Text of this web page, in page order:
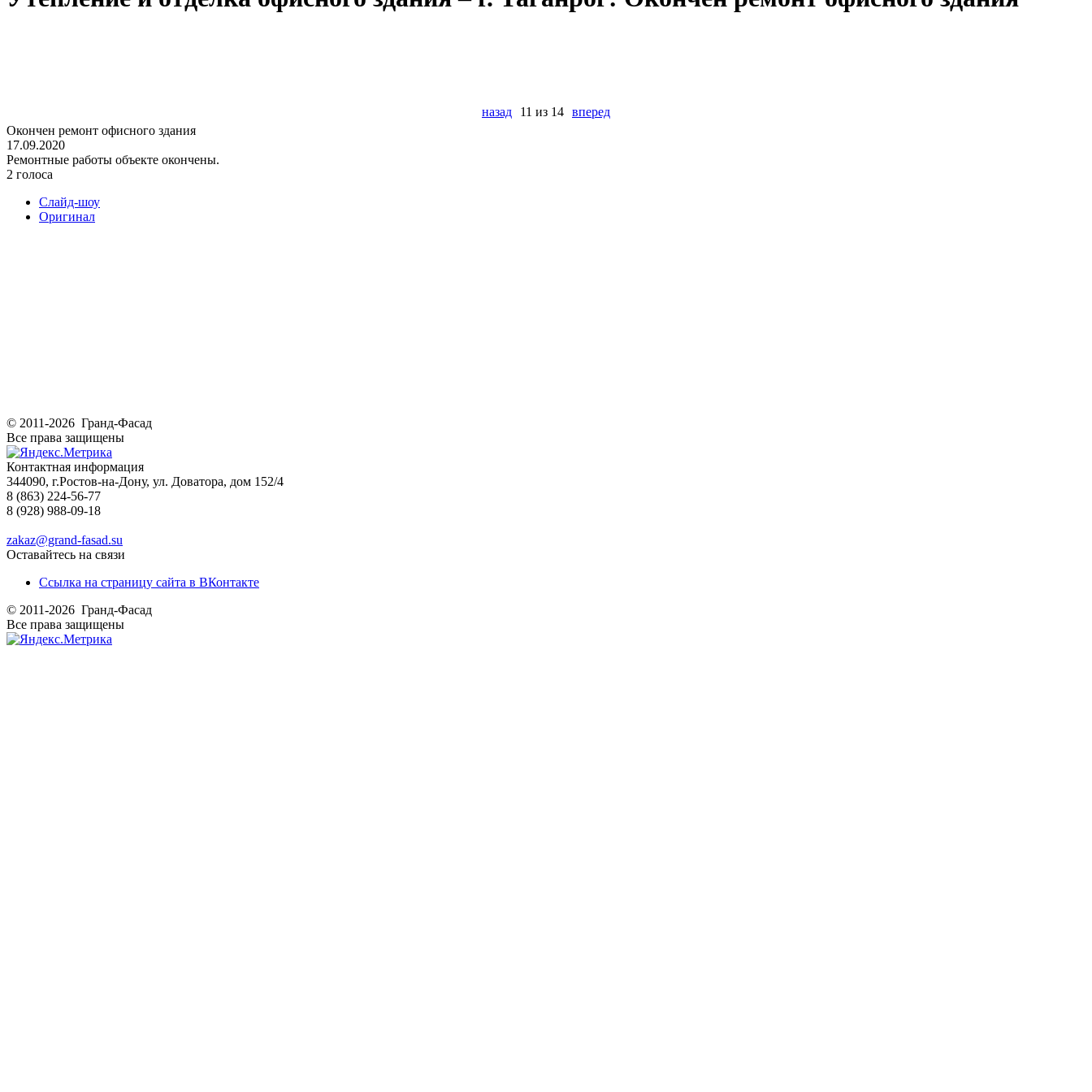
назад 11 из 14 вперед
Окончен ремонт офисного здания
17.09.2020
Ремонтные работы объекте окончены.
2 голоса
Слайд-шоу
Оригинал
© 2011-2026 Гранд-Фасад
Все права защищены
Контактная информация
344090, г.Ростов-на-Дону, ул. Доватора, дом 152/4
8 (863) 224-56-77
8 (928) 988-09-18
zakaz@grand-fasad.su
Оставайтесь на связи
Ссылка на страницу сайта в ВКонтакте
© 2011-2026 Гранд-Фасад
Все права защищены